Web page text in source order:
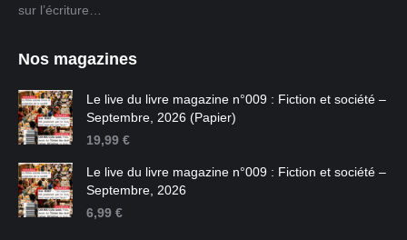
sur l’écriture…
Nos magazines
Le live du livre magazine n°009 : Fiction et société –
Septembre, 2026 (Papier)
19,99 €
Le live du livre magazine n°009 : Fiction et société –
Septembre, 2026
6,99 €